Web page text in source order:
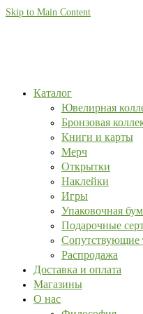
Skip to Main Content
Каталог
Ювелирная
Бронзовая
Книги и карты
Мерч
Открытки
Наклейки
Игры
Упаковочная
Подарочные
Сопутствующие
Распродажа
Доставка и оплата
Магазины
О нас